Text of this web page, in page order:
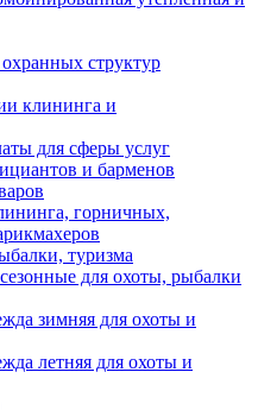
структур
клининга и
для сферы услуг
и барменов
горничных,
туризма
для охоты, рыбалки
зимняя для охоты и
летняя для охоты и